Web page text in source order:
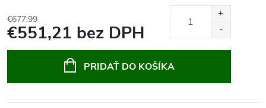
€677,99
€551,21 bez DPH
PRIDAŤ DO KOŠÍKA